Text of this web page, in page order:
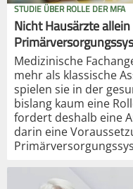
STUDIE ÜBER ROLLE DER MFA
Nicht Hausärzte
Medizinische
mehr als klassische
spielen sie in der
bislang kaum eine
fordert deshalb eine
darin eine